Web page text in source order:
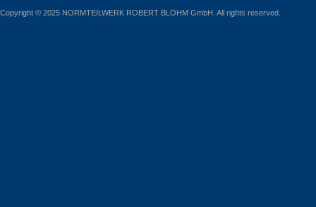
Copyright © 2025 NORMTEILWERK ROBERT BLOHM GmbH. All rights reserved.